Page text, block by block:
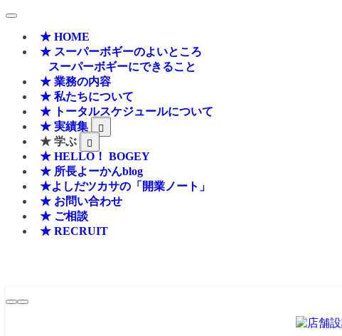
★ HOME
★ スーパーボギーのよいところ
スーパーボギーにできること
★ 業務の内容
★ 私たちについて
★ トータルスケジュールについて
★ 実績集
★ 学ぶ
★ HELLO！ BOGEY
★ 所長よーかんblog
★よしだツカサの「開業ノート」
★ お問い合わせ
★ ご相談
★ RECRUIT